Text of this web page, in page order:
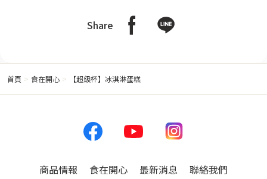
Share
首頁 食在開心 【超級杯】冰淇淋蛋糕
商品情報 食在開心 最新消息 聯絡我們